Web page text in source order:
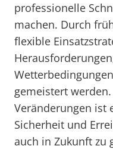
professionelle
machen. Durch
flexible
gemeistert
Veränderungen ist
Sicherheit und
auch in Zukunft zu